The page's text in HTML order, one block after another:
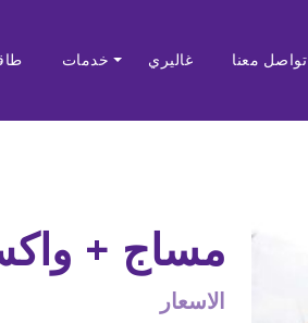
خدمات غاليري تواصل معنا
مساج +
الاسعار